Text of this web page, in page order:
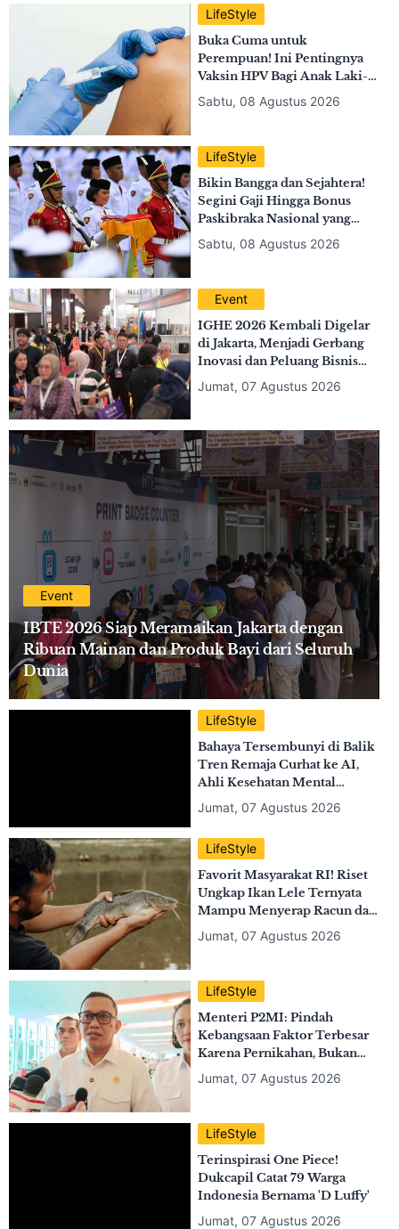
Lotere Jutawan, Ternyata Ini
Isinya
Sabtu, 08 Agustus 2026
Vaksin HPV Bagi Anak Laki-
Laki
Sabtu, 08 Agustus 2026
Paskibraka Nasional yang
Bertugas di Istana Negara
Sabtu, 08 Agustus 2026
Inovasi dan Peluang Bisnis
Industri Gifts dan Housewares
Asia Tenggara
Jumat, 07 Agustus 2026
Event
IBTE 2026 Siap Meramaikan Jakarta dengan
Ribuan Mainan dan Produk Bayi dari Seluruh
Tren Remaja Curhat ke AI,
Ahli Kesehatan Mental
Ingatkan Risikonya!
Jumat, 07 Agustus 2026
LifeStyle
Ungkap Ikan Lele Ternyata
Mampu Menyerap Racun dari
Air
Jumat, 07 Agustus 2026
LifeStyle
Kebangsaan Faktor Terbesar
Karena Pernikahan, Bukan
Lapangan Kerja
Jumat, 07 Agustus 2026
LifeStyle